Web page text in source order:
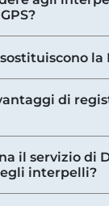
la
di
il servizio di
interpelli?